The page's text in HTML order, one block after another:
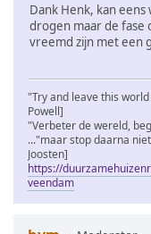
Dank Henk, kan
drogen maar de fase
vreemd zijn met een
"Try and leave this
Powell]
"Verbeter de wereld,
..."maar stop daarna
Joosten]
https://
veendam